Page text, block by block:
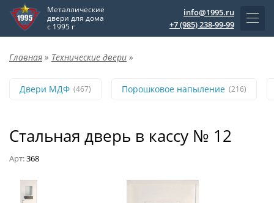
Металлические
двери для дома
с 1995 г
info@1995.ru
+7 (985) 238-99-99
Главная » Технические двери »
Двери МДФ (467) Порошковое напыление (216)
Стальная дверь в кассу № 12
Арт:368